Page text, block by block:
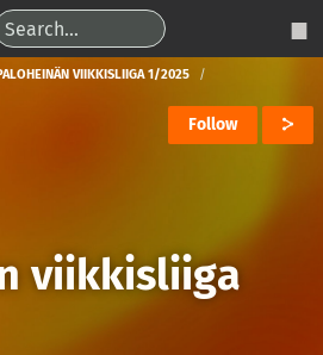
VIIKKISLIIGA 1/2025
Follow
viikkisliiga